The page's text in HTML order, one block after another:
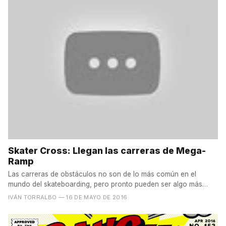
Skater Cross: Llegan las carreras de Mega-
Ramp
Las carreras de obstáculos no son de lo más común en el
mundo del skateboarding, pero pronto pueden ser algo más
que...
IVÁN TORRALBO — 16 DE MAYO DE 2016